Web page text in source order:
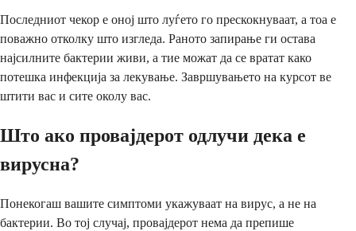
Последниот чекор е оној што луѓето го прескокнуваат, а тоа е
поважно отколку што изгледа. Раното запирање ги остава
најсилните бактерии живи, а тие можат да се вратат како
потешка инфекција за лекување. Завршувањето на курсот ве
штити вас и сите околу вас.
Што ако провајдерот одлучи дека е
вирусна?
Понекогаш вашите симптоми укажуваат на вирус, а не на
бактерии. Во тој случај, провајдерот нема да препише